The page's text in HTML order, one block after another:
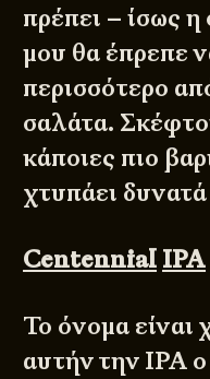
πρέπει – ίσως
μου θα έπρεπε
περισσότερο
σαλάτα.
κάποιες πιο
χτυπάει
Centennial IPA
Το όνομα είναι
αυτήν την IPA